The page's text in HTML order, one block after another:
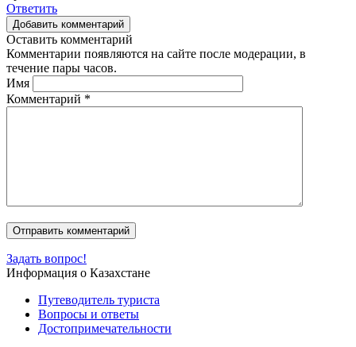
Ответить
Добавить комментарий
Оставить комментарий
Комментарии появляются на сайте после модерации, в
течение пары часов.
Имя
Комментарий *
Задать вопрос!
Информация о Казахстане
Путеводитель туриста
Вопросы и ответы
Достопримечательности